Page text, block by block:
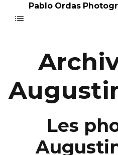
Pablo Ordas
Les